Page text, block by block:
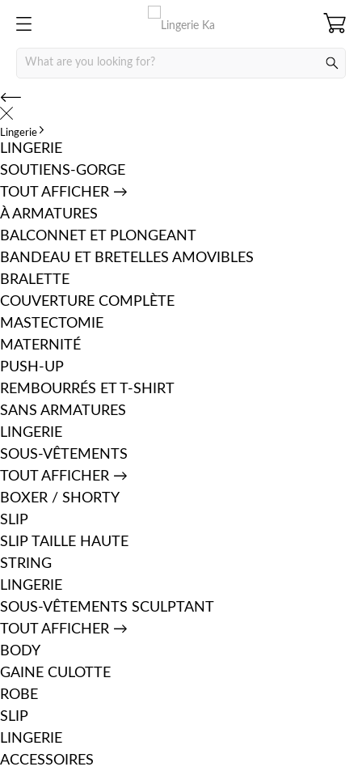
Lingerie
LINGERIE
SOUTIENS-GORGE
TOUT AFFICHER →
À ARMATURES
BALCONNET ET PLONGEANT
BANDEAU ET BRETELLES AMOVIBLES
BRALETTE
COUVERTURE COMPLÈTE
MASTECTOMIE
MATERNITÉ
PUSH-UP
REMBOURRÉS ET T-SHIRT
SANS ARMATURES
LINGERIE
SOUS-VÊTEMENTS
TOUT AFFICHER →
BOXER / SHORTY
SLIP
SLIP TAILLE HAUTE
STRING
LINGERIE
SOUS-VÊTEMENTS SCULPTANT
TOUT AFFICHER →
BODY
GAINE CULOTTE
ROBE
SLIP
LINGERIE
ACCESSOIRES